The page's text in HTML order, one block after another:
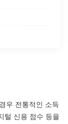
우 전통적인 소득
털 신용 점수 등을